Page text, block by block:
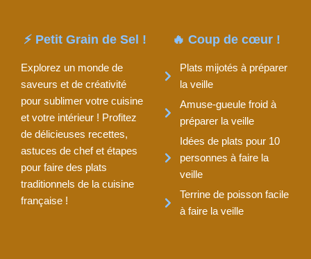
⚡ Petit Grain de Sel !
Explorez un monde de
saveurs et de créativité
pour sublimer votre cuisine
et votre intérieur ! Profitez
de délicieuses recettes,
astuces de chef et étapes
pour faire des plats
traditionnels de la cuisine
française !
🔥 Coup de cœur !
Plats mijotés à préparer
la veille
Amuse-gueule froid à
préparer la veille
Idées de plats pour 10
personnes à faire la
veille
Terrine de poisson facile
à faire la veille